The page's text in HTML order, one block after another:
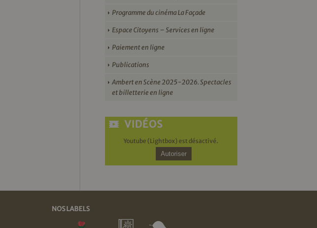
Programme du cinéma La Façade
Espace Citoyens – Services en ligne
Paiement en ligne
Publications
Ambert en Scène 2025-2026. Spectacles
et billetterie en ligne
VIDÉOS
Youtube (Lightbox) est désactivé.
Autoriser
NOS LABELS